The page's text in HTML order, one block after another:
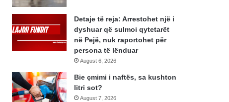
Detaje të reja: Arrestohet një i
dyshuar që sulmoi qytetarët
në Pejë, nuk raportohet për
persona të lënduar
August 6, 2026
Bie çmimi i naftës, sa kushton
litri sot?
August 7, 2026